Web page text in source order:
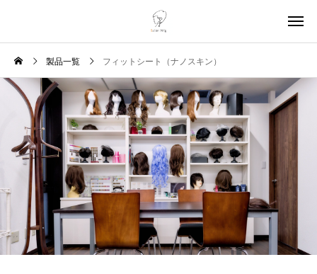
製品一覧 フィットシート（ナノスキン）